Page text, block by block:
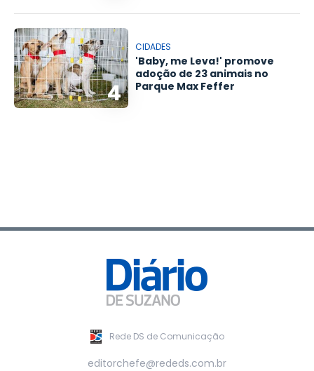
4
CIDADES
'Baby, me Leva!' promove
adoção de 23 animais no
Parque Max Feffer
Rede DS de Comunicação
editorchefe@rededs.com.br